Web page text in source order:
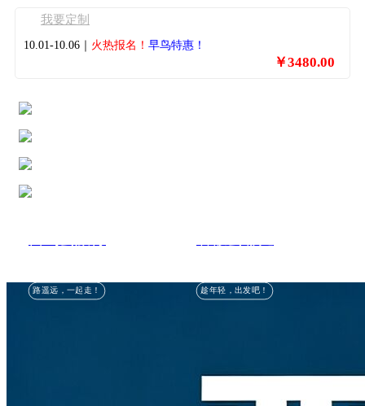
我要定制
10.01-10.06｜ 火热报名！ 早鸟特惠！
￥3480.00
路遥远，一起走！ 趁年轻，出发吧！